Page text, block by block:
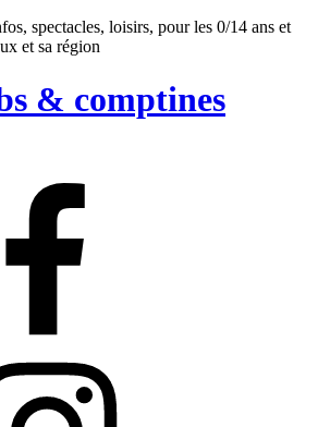
spectacles, loisirs, pour les 0/14 ans et
et sa région